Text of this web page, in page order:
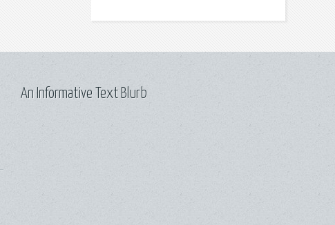
An Informative Text Blurb